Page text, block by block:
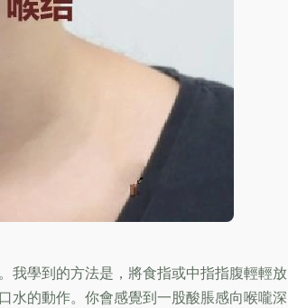
我學到的方法是，將食指或中指指腹輕輕放
水的動作。你會感覺到一股酸脹感向喉嚨深